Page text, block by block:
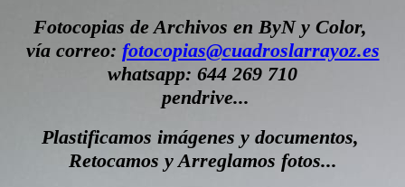
Fotocopias de Archivos en ByN y Color,
vía correo: fotocopias@cuadroslarrayoz.es
whatsapp: 644 269 710
pendrive...
Plastificamos imágenes y documentos,
Retocamos y Arreglamos fotos...